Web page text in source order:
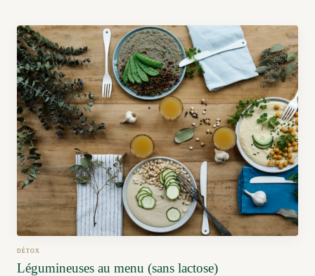
DÉTOX
Légumineuses au menu (sans lactose)